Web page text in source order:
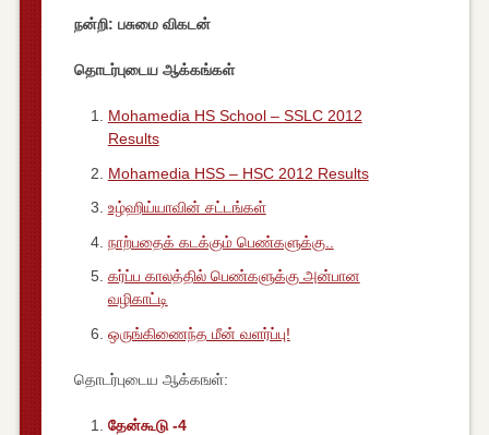
நன்றி: பசுமை விகடன்
தொடர்புடைய ஆக்கங்கள்
Mohamedia HS School – SSLC 2012
Results
Mohamedia HSS – HSC 2012 Results
உழ்ஹிய்யாவின் சட்டங்கள்
நாற்பதைக் கடக்கும் பெண்களுக்கு..
கர்ப்ப காலத்தில் பெண்களுக்கு அன்பான
வழிகாட்டி
ஒருங்கிணைந்த மீன் வளர்ப்பு!
தொடர்புடைய ஆக்கஙள்:
தேன்கூடு -4